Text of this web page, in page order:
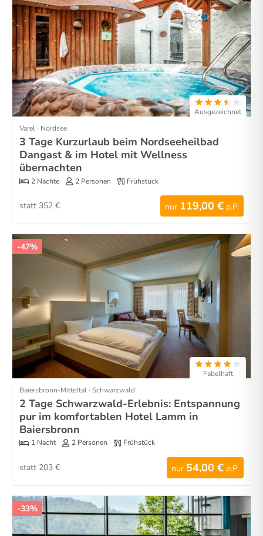
Ausgezeichnet
Varel · Nordsee
3 Tage Kurzurlaub beim Nordseeheilbad
Dangast & im Hotel mit Wellness
übernachten
2 Nächte 2 Personen Frühstück
nur 119,00 € p.P.
statt 352 €
-47%
Fabelhaft
Baiersbronn-Mitteltal · Schwarzwald
2 Tage Schwarzwald-Erlebnis: Entspannung
pur im komfortablen Hotel Lamm in
Baiersbronn
1 Nacht 2 Personen Frühstück
nur 54,00 € p.P.
statt 203 €
-33%